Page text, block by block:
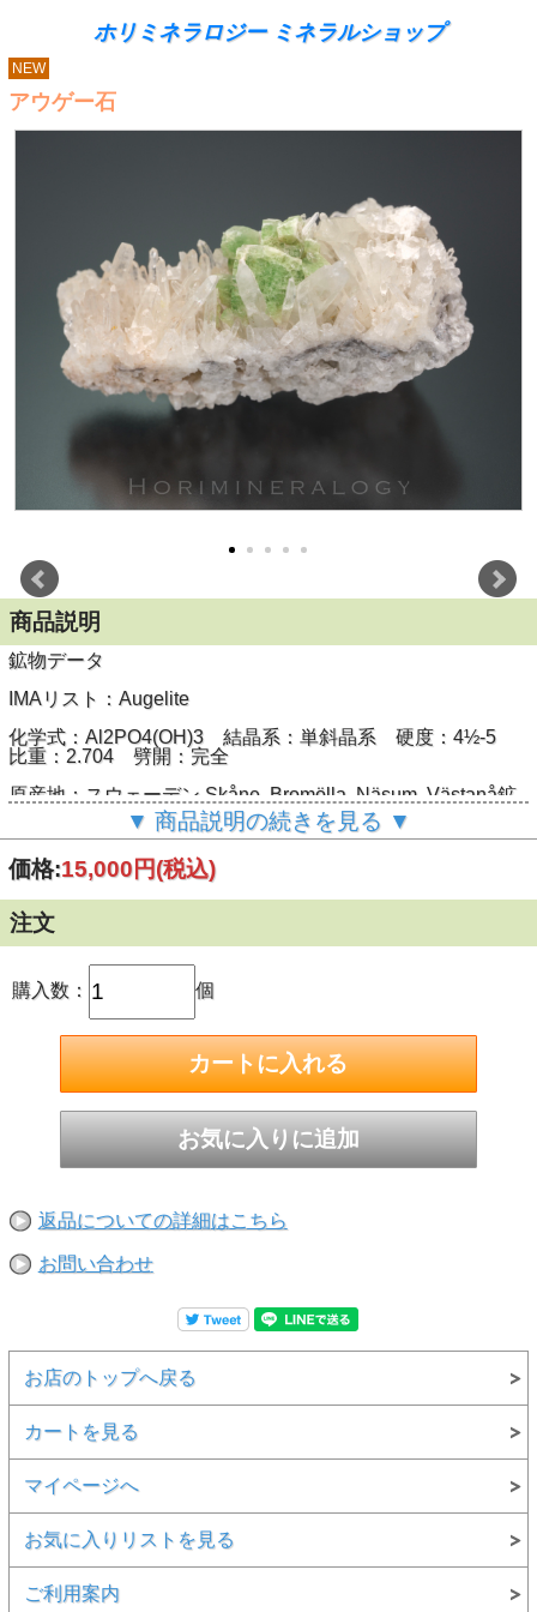
ホリミネラロジー ミネラルショップ
NEW
アウゲー石
商品説明
鉱物データ
IMAリスト：Augelite
化学式：Al 2PO4(OH)3結晶系：単斜晶系 硬度：4½-5
比重：2.704 劈開：完全
原産地：スウェーデン Skåne, Bromölla, Näsum, Västanå鉱
名前は「真珠光沢」を意味するギリシャ語より
標本データ
産地： ペルー La Libertad, Huamachuco, Mina Mundo
水晶を伴います
▼ 商品説明の続きを見る ▼
価格:15,000円(税込)
注文
購入数： 個
返品についての詳細はこちら
お問い合わせ
お店のトップへ戻る
カートを見る
マイページへ
お気に入りリストを見る
ご利用案内